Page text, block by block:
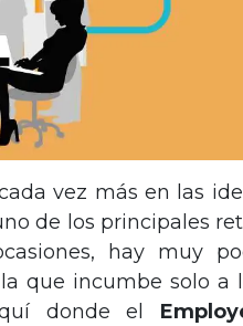
vez más en las
de los principales
hay muy
que incumbe solo a
donde el